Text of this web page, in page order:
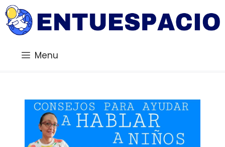
Saltar
al
contenido
Menu